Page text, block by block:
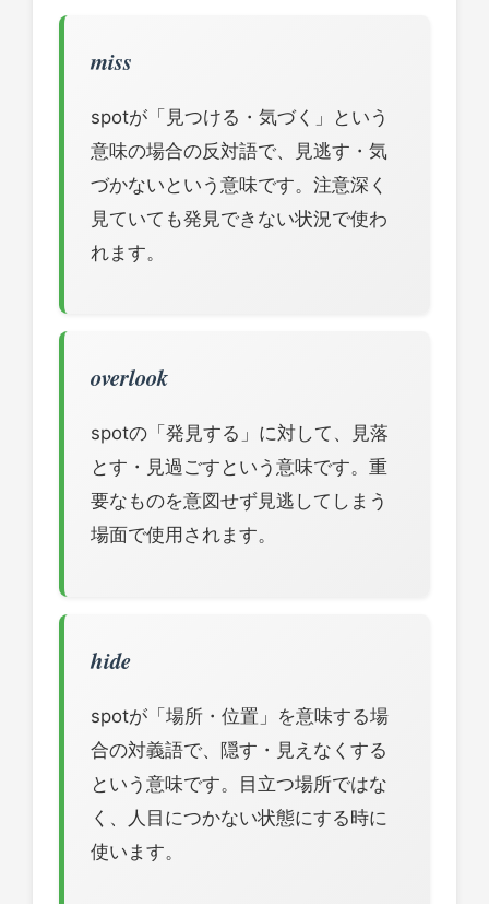
miss
spotが「見つける・気づく」という
意味の場合の反対語で、見逃す・気
づかないという意味です。注意深く
見ていても発見できない状況で使わ
れます。
overlook
spotの「発見する」に対して、見落
とす・見過ごすという意味です。重
要なものを意図せず見逃してしまう
場面で使用されます。
hide
spotが「場所・位置」を意味する場
合の対義語で、隠す・見えなくする
という意味です。目立つ場所ではな
く、人目につかない状態にする時に
使います。